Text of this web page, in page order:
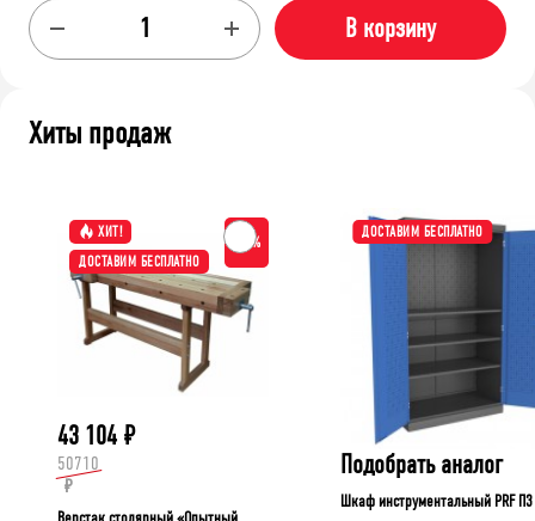
В корзину
Хиты продаж
ХИТ!
ДОСТАВИМ БЕСПЛАТНО
-15%
43 104 ₽
50710
₽
ДОСТАВИМ БЕСПЛАТНО
Подобрать аналог
Шкаф инструментальный PRF П3